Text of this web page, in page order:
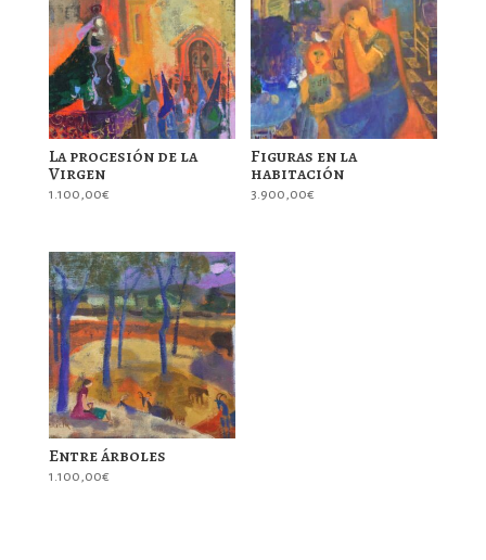
La procesión de la
Virgen
1.100,00€
Figuras en la
habitación
3.900,00€
Entre árboles
1.100,00€